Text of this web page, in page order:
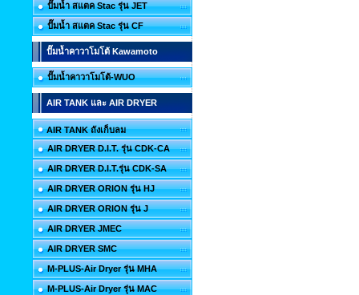
ปั๊มน้ำ สแตค Stac รุ่น JET
ปั๊มน้ำ สแตค Stac รุ่น CF
ปั๊มน้ำคาวาโมโต้ Kawamoto
ปั๊มน้ำคาวาโมโต้-WUO
AIR TANK และ AIR DRYER
AIR TANK ถังเก็บลม
AIR DRYER D.I.T. รุ่น CDK-CA
AIR DRYER D.I.T.รุ่น CDK-SA
AIR DRYER ORION รุ่น HJ
AIR DRYER ORION รุ่น J
AIR DRYER JMEC
AIR DRYER SMC
M-PLUS-Air Dryer รุ่น MHA
M-PLUS-Air Dryer รุ่น MAC